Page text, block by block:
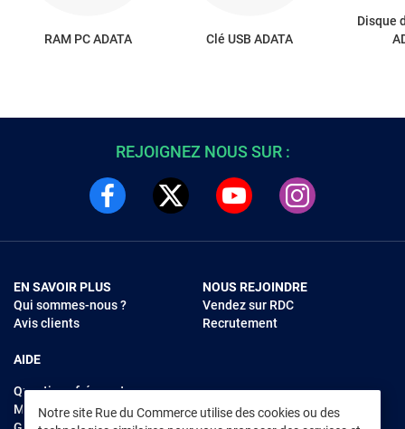
RAM PC ADATA Clé USB ADATA
Disque
REJOIGNEZ NOUS SUR :
EN SAVOIR PLUS
Qui sommes-nous ?
Avis clients
AIDE
Questions fréquentes
Modes de règlements
NOUS REJOINDRE
Vendez sur RDC
Recrutement
Notre site Rue du Commerce utilise des cookies ou des